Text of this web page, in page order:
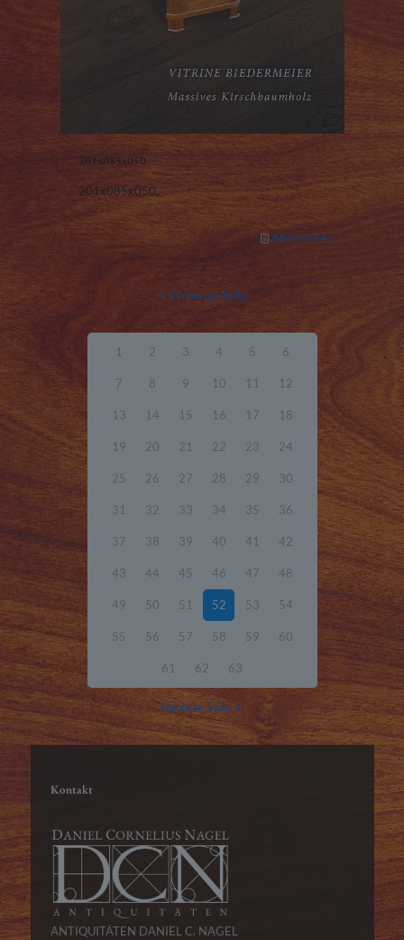
201x085x050
201x085x050
Mehr lesen
Vorherige Seite
1 2 3 4 5 6
7 8 9 10 11 12
13 14 15 16 17 18
19 20 21 22 23 24
25 26 27 28 29 30
31 32 33 34 35 36
37 38 39 40 41 42
43 44 45 46 47 48
49 50 51 52 53 54
55 56 57 58 59 60
61 62 63
Nächste Seite
Kontakt
ANTIQUITÄTEN DANIEL C. NAGEL